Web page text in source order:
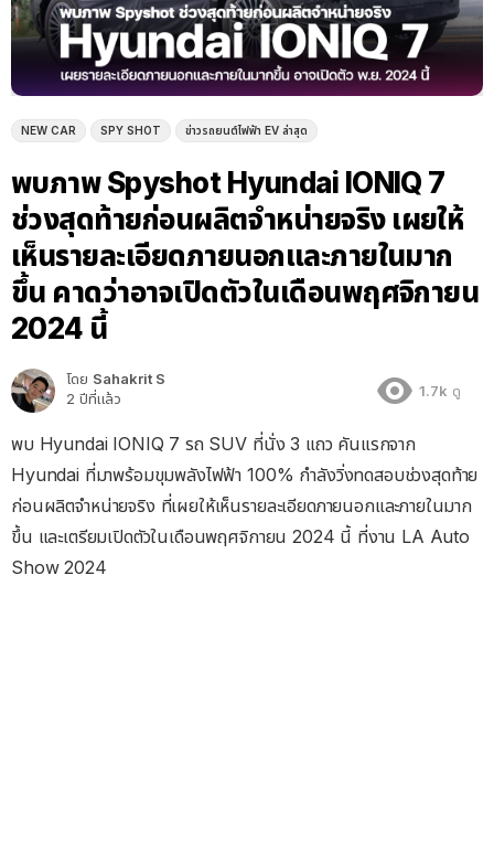
NEW CAR SPY SHOT ข่าวรถยนต์ไฟฟ้า EV ล่าสุด
พบภาพ Spyshot Hyundai IONIQ 7
ช่วงสุดท้ายก่อนผลิตจำหน่ายจริง เผยให้
เห็นรายละเอียดภายนอกและภายในมาก
ขึ้น คาดว่าอาจเปิดตัวในเดือนพฤศจิกายน
2024 นี้
โดย Sahakrit S
2 ปีที่แล้ว
1.7k ดู
พบ Hyundai IONIQ 7 รถ SUV ที่นั่ง 3 แถว คันแรกจาก
Hyundai ที่มาพร้อมขุมพลังไฟฟ้า 100% กำลังวิ่งทดสอบช่วงสุดท้าย
ก่อนผลิตจำหน่ายจริง ที่เผยให้เห็นรายละเอียดภายนอกและภายในมาก
ขึ้น และเตรียมเปิดตัวในเดือนพฤศจิกายน 2024 นี้ ที่งาน LA Auto
Show 2024